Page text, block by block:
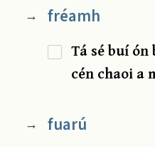
→ fréamh
Tá sé buí
cén chaoi a
→ fuarú